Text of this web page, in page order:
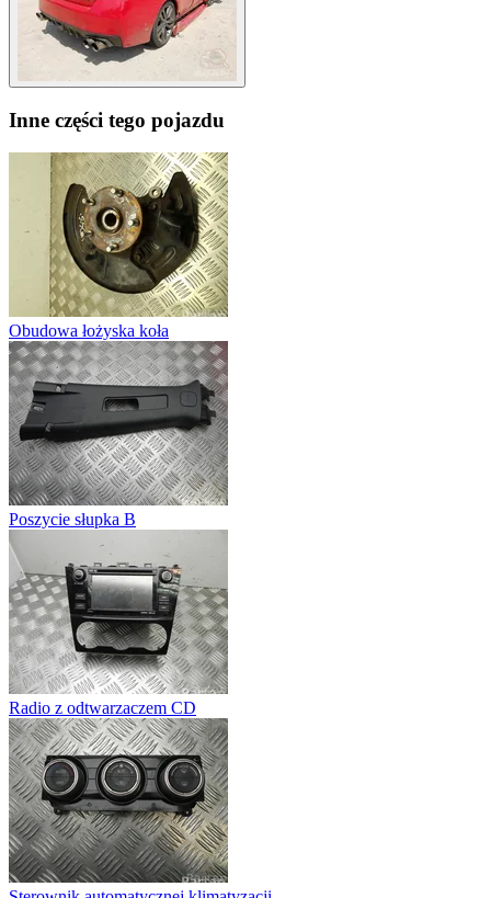
Inne części tego pojazdu
Obudowa łożyska koła
Poszycie słupka B
Radio z odtwarzaczem CD